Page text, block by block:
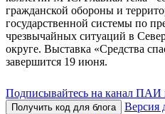
гражданской обороны и
государственной системы по
чрезвычайных ситуаций в
округе. Выставка «Средства
завершится 19 июня.
Подписывайтесь на канал
Получить код для блога
Версия